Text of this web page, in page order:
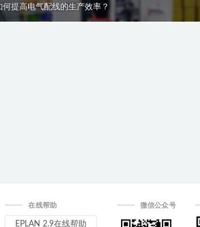
何提高电气配线的生产效率？
在线帮助
EPLAN 2.9在线帮助
微信公众号